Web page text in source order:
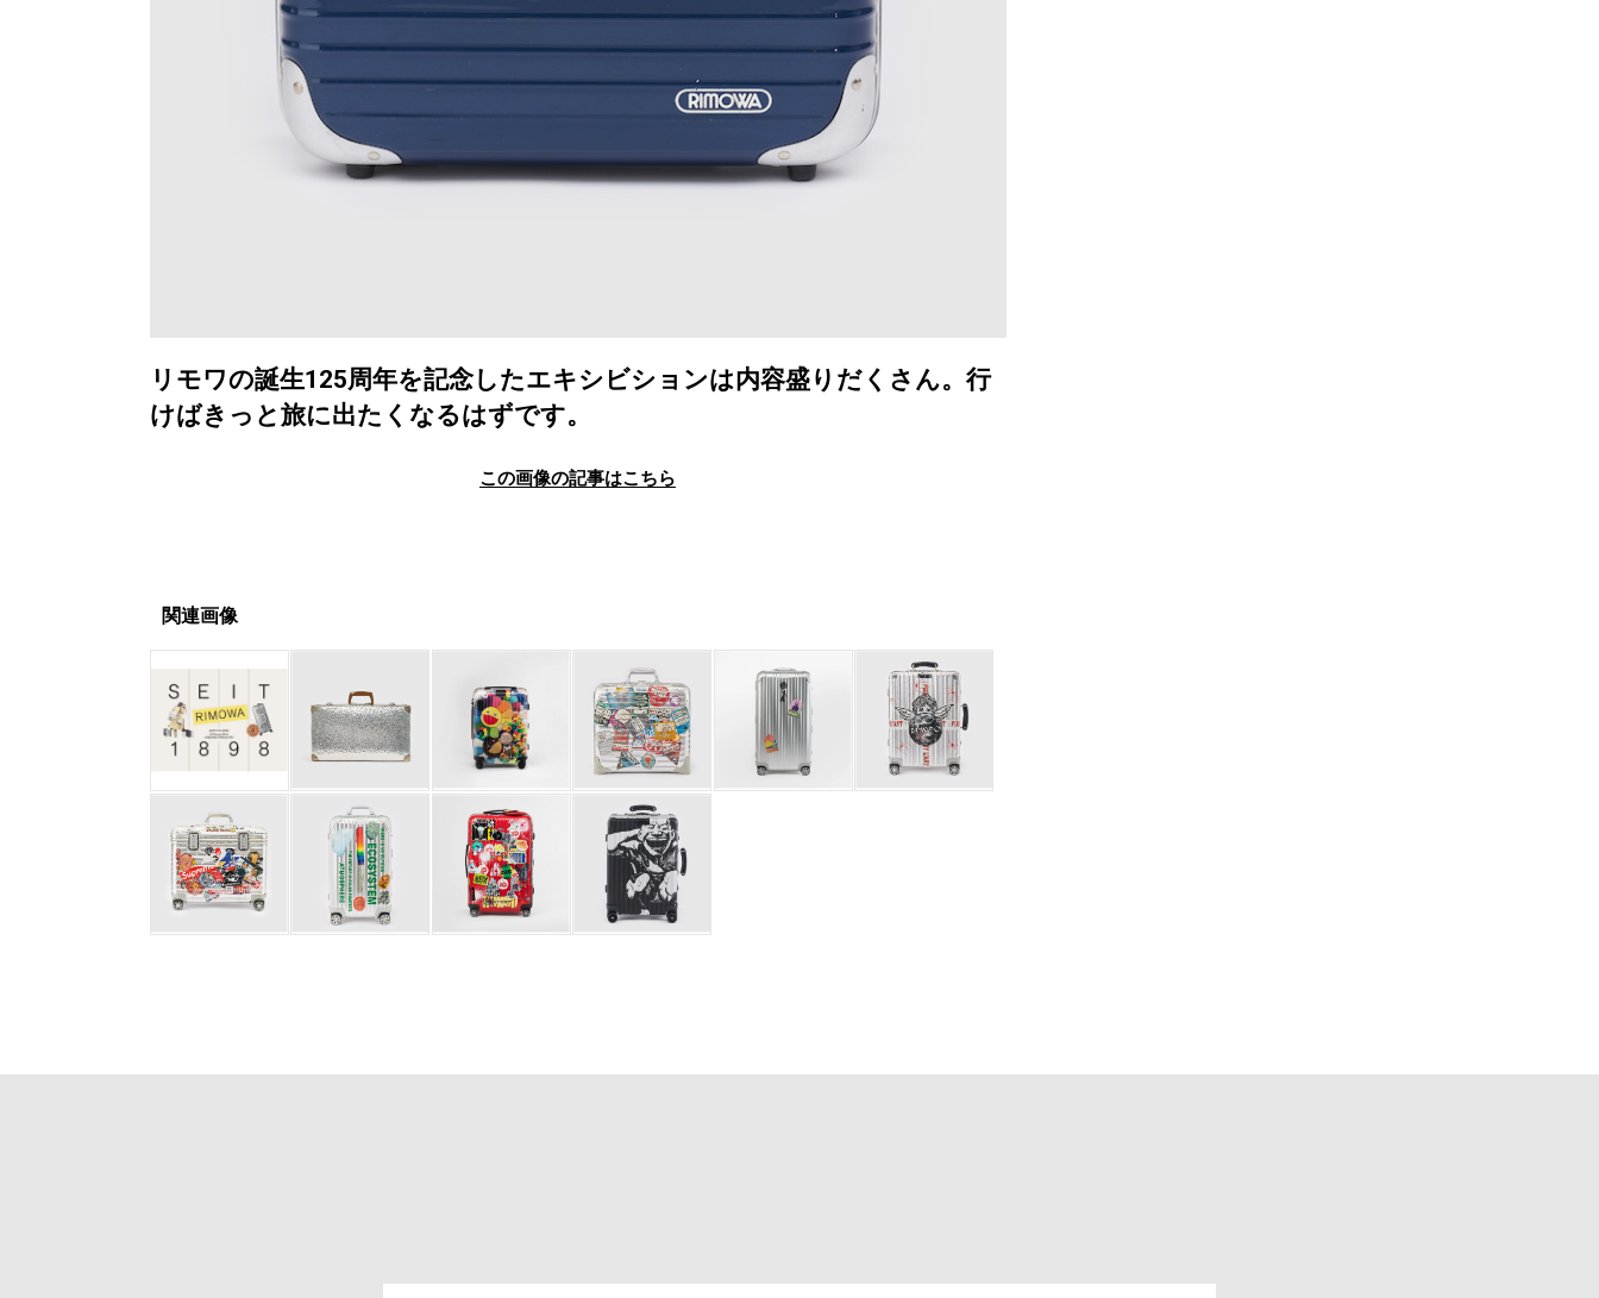
リモワの誕生125周年を記念したエキシビションは内容盛りだくさん。行
けばきっと旅に出たくなるはずです。
この画像の記事はこちら
関連画像